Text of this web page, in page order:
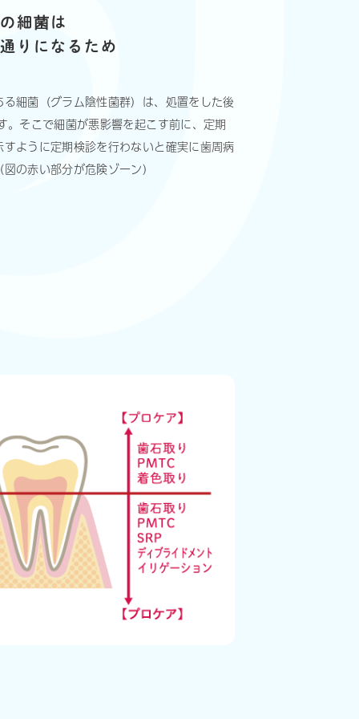
細菌は
りになるため
細菌（グラム陰性菌群）は、処置をした後
そこで細菌が悪影響を起こす前に、定期
ように定期検診を行わないと確実に歯周病
の赤い部分が危険ゾーン）